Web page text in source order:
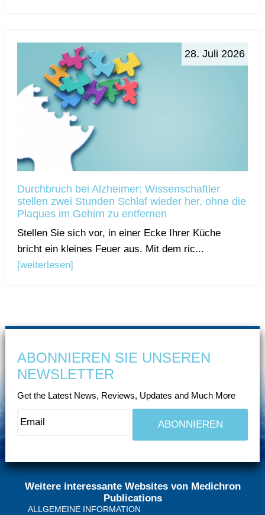
28. Juli 2026
Durchbruch bei Alzheimer: Wissenschaftler
stellen zwei Stunden Schlaf wieder her, ohne die
Plaques im Gehirn zu entfernen
Stellen Sie sich vor, in einer Ecke Ihrer Küche
bricht ein kleines Feuer aus. Mit dem ric...
[weiterlesen]
ABONNIEREN SIE UNSEREN
NEWSLETTER
Get the Latest News, Reviews, Updates and Much More
Weitere interessante Websites von Medichron
Publications
ALLGEMEINE INFORMATION